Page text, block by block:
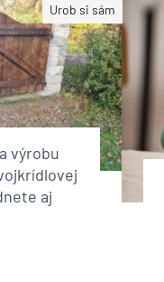
Urob si sám
výrobu
aj